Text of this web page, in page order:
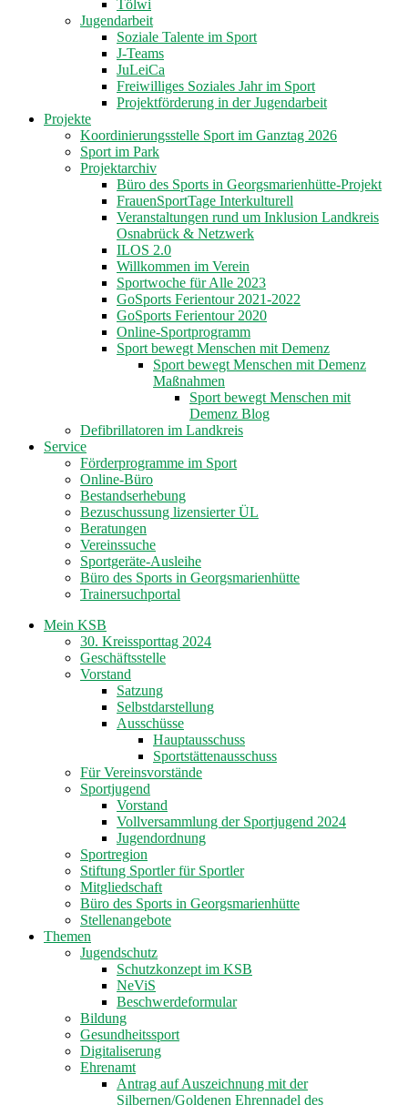
Tölwi
Jugendarbeit
Soziale Talente im Sport
J-Teams
JuLeiCa
Freiwilliges Soziales Jahr im Sport
Projektförderung in der Jugendarbeit
Projekte
Koordinierungsstelle Sport im Ganztag 2026
Sport im Park
Projektarchiv
Büro des Sports in Georgsmarienhütte-Projekt
FrauenSportTage Interkulturell
Veranstaltungen rund um Inklusion Landkreis
Osnabrück & Netzwerk
ILOS 2.0
Willkommen im Verein
Sportwoche für Alle 2023
GoSports Ferientour 2021-2022
GoSports Ferientour 2020
Online-Sportprogramm
Sport bewegt Menschen mit Demenz
Sport bewegt Menschen mit Demenz
Maßnahmen
Sport bewegt Menschen mit
Demenz Blog
Defibrillatoren im Landkreis
Service
Förderprogramme im Sport
Online-Büro
Bestandserhebung
Bezuschussung lizensierter ÜL
Beratungen
Vereinssuche
Sportgeräte-Ausleihe
Büro des Sports in Georgsmarienhütte
Trainersuchportal
Mein KSB
30. Kreissporttag 2024
Geschäftsstelle
Vorstand
Satzung
Selbstdarstellung
Ausschüsse
Hauptausschuss
Sportstättenausschuss
Für Vereinsvorstände
Sportjugend
Vorstand
Vollversammlung der Sportjugend 2024
Jugendordnung
Sportregion
Stiftung Sportler für Sportler
Mitgliedschaft
Büro des Sports in Georgsmarienhütte
Stellenangebote
Themen
Jugendschutz
Schutzkonzept im KSB
NeViS
Beschwerdeformular
Bildung
Gesundheitssport
Digitaliserung
Ehrenamt
Antrag auf Auszeichnung mit der
Silbernen/Goldenen Ehrennadel des